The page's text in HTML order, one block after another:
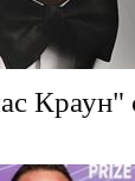
Краун"